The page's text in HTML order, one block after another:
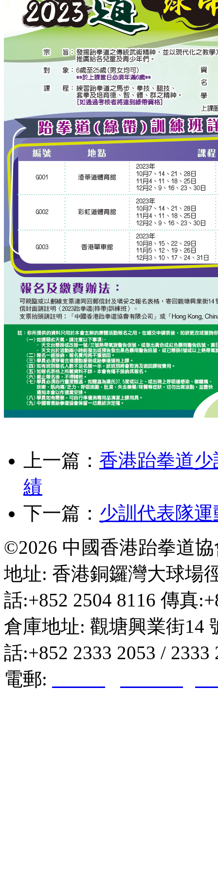
上一篇： 香港跆拳道
績
下一篇： 少訓代表隊
©2026 中國香港跆拳道
地址: 香港銅鑼灣大球場
話:+852 2504 8116 傳真
倉庫地址: 觀塘興業街14
話:+852 2333 2053 /
電郵: